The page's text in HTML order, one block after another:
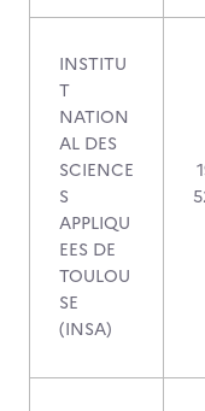
INSTITU
T
NATION
AL DES
SCIENCE
S
APPLIQU
EES DE
TOULOU
SE
(INSA)